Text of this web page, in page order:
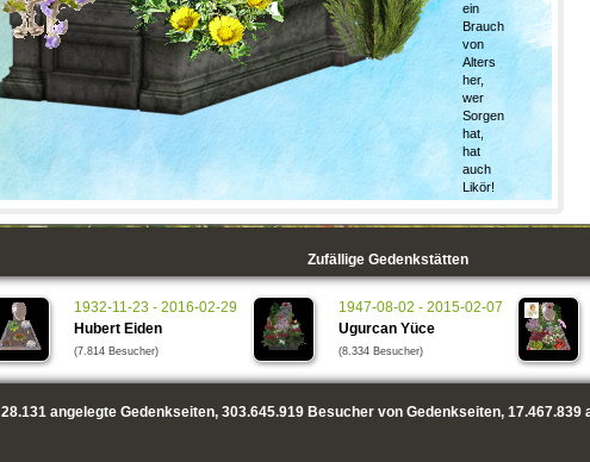
ein
Brauch
von
Alters
her,
wer
Sorgen
hat,
hat
auch
Likör!
Zufällige Gedenkstätten
1932-11-23 - 2016-02-29
Hubert Eiden
(7.814 Besucher)
1947-08-02 - 2015-02-07
Ugurcan Yüce
(8.334 Besucher)
28.131angelegte Gedenkseiten, 303.645.919Besucher von Gedenkseiten, 17.467.839